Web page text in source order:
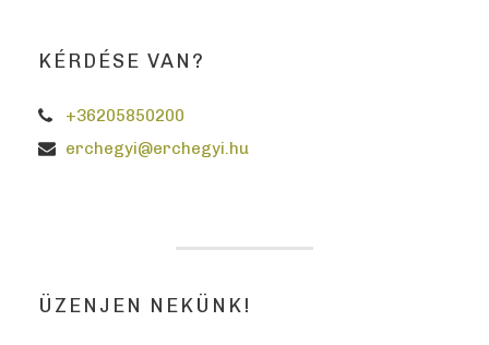
KÉRDÉSE VAN?
+36205850200
erchegyi@erchegyi.hu
ÜZENJEN NEKÜNK!